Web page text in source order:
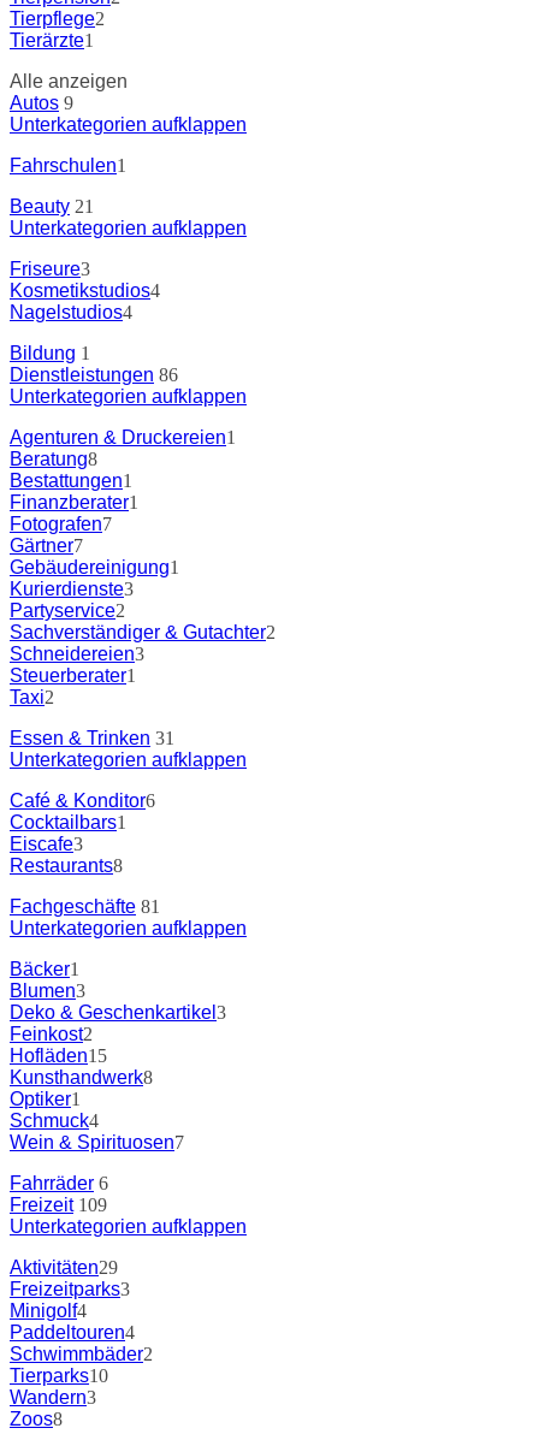
Tierpflege2
Tierärzte1
Alle anzeigen
Autos 9
Unterkategorien aufklappen
Fahrschulen1
Beauty 21
Unterkategorien aufklappen
Friseure3
Kosmetikstudios4
Nagelstudios4
Bildung 1
Dienstleistungen 86
Unterkategorien aufklappen
Agenturen & Druckereien1
Beratung8
Bestattungen1
Finanzberater1
Fotografen7
Gärtner7
Gebäudereinigung1
Kurierdienste3
Partyservice2
Sachverständiger & Gutachter2
Schneidereien3
Steuerberater1
Taxi2
Essen & Trinken 31
Unterkategorien aufklappen
Café & Konditor6
Cocktailbars1
Eiscafe3
Restaurants8
Fachgeschäfte 81
Unterkategorien aufklappen
Bäcker1
Blumen3
Deko & Geschenkartikel 3
Feinkost2
Hofläden15
Kunsthandwerk8
Optiker1
Schmuck4
Wein & Spirituosen7
Fahrräder 6
Freizeit109
Unterkategorien aufklappen
Aktivitäten29
Freizeitparks3
Minigolf4
Paddeltouren4
Schwimmbäder2
Tierparks10
Wandern3
Zoos8